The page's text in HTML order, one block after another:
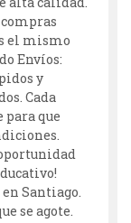
el mismo
Envíos:
y
Cada
para que
Santiago.
se agote.